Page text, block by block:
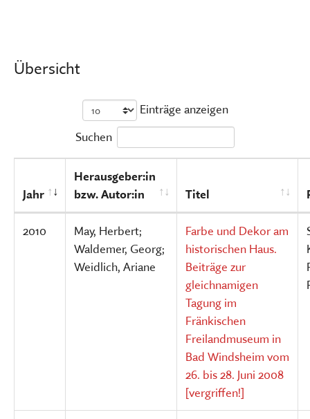
Übersicht
Einträge anzeigen
Suchen
Jahr
Herausgeber:in
bzw. Autor:in
Titel
2010
May, Herbert;
Waldemer, Georg;
Weidlich, Ariane
Farbe und Dekor am
historischen Haus.
Beiträge zur
gleichnamigen
Tagung im
Fränkischen
Freilandmuseum in
Bad Windsheim vom
26. bis 28. Juni 2008
[vergriffen!]